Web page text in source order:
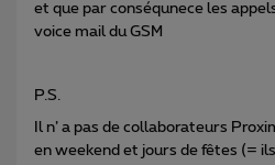
et que par conséqunece les
voice mail du GSM
P.S.
Il n’ a pas de collaborateurs
en weekend et jours de fêtes (=